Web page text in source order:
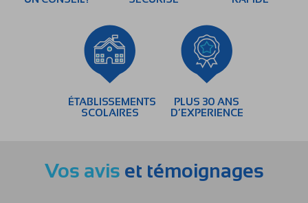
ÉTABLISSEMENTS
SCOLAIRES
PLUS 30 ANS
D’EXPERIENCE
Vos avis et témoignages